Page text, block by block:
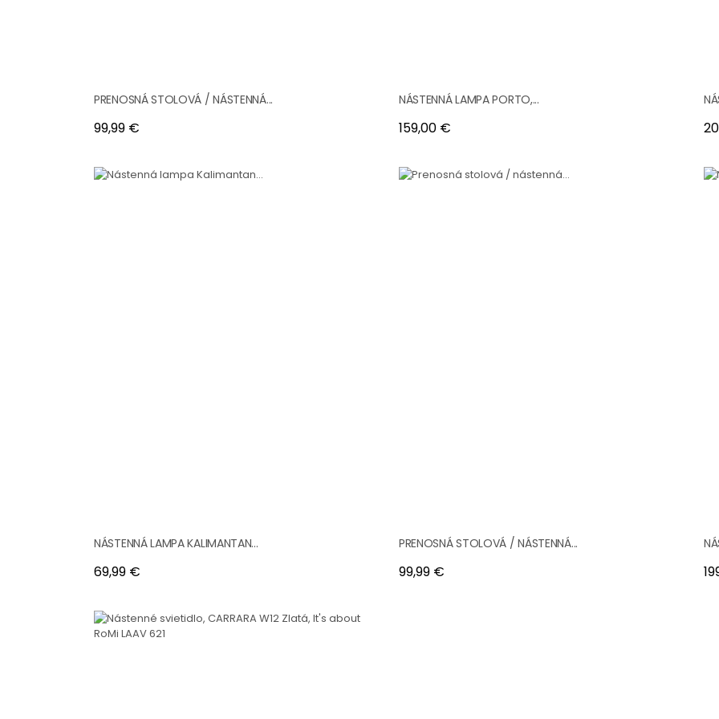
PRENOSNÁ STOLOVÁ / NÁSTENNÁ...
Cena
99,99 €
NÁSTENNÁ LAMPA PORTO,...
Cena
159,00 €
NÁSTENNÁ LAMPA KALIMANTAN...
Cena
69,99 €
PRENOSNÁ STOLOVÁ / NÁSTENNÁ...
Cena
99,99 €